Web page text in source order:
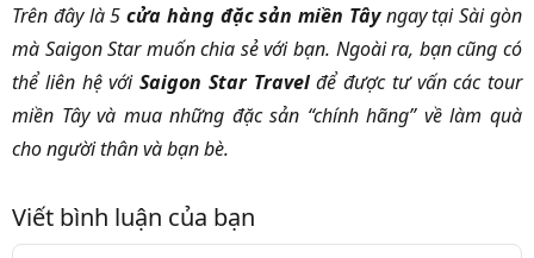
Trên đây là 5cửa hàng đặc sản miền Tâyngay tại Sài gòn
mà Saigon Star muốn chia sẻ với bạn. Ngoài ra, bạn cũng có
thể liên hệ vớiSaigon Star Travelđể được tư vấn các tour
miền Tây và mua những đặc sản “chính hãng” về làm quà
cho người thân và bạn bè.
Viết bình luận của bạn